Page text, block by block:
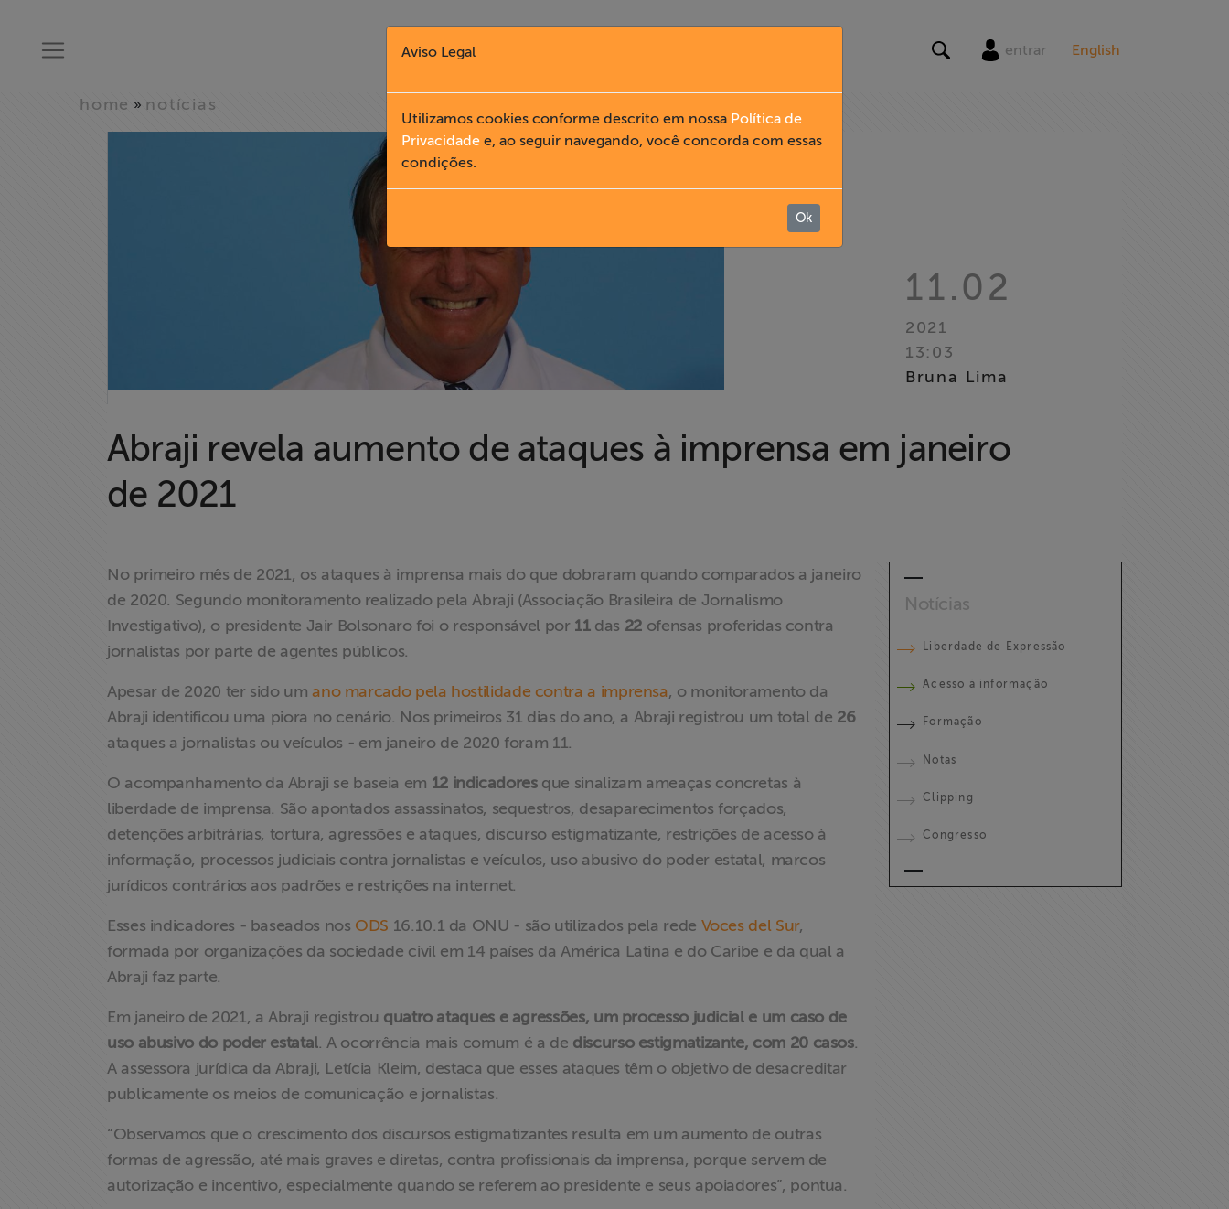
entrar English
home » notícias
11.02
2021
13:03
Bruna Lima
Abraji revela aumento de ataques à imprensa em janeiro
de 2021
No primeiro mês de 2021, os ataques à imprensa mais do que dobraram quando comparados a janeiro
de 2020. Segundo monitoramento realizado pela Abraji (Associação Brasileira de Jornalismo
Investigativo), o presidente Jair Bolsonaro foi o responsável por 11das 22 ofensas proferidas contra
jornalistas por parte de agentes públicos.
Apesar de 2020 ter sido umano marcado pela hostilidade contra a imprensa, o monitoramento da
Abraji identificou uma piora no cenário. Nos primeiros 31 dias do ano, a Abraji registrou um total de 26
ataques a jornalistas ou veículos - em janeiro de 2020 foram 11.
O acompanhamento da Abraji se baseia em 12 indicadoresque sinalizam ameaças concretas à
liberdade de imprensa. São apontados assassinatos, sequestros, desaparecimentos forçados,
detenções arbitrárias, tortura, agressões e ataques, discurso estigmatizante, restrições de acesso à
informação, processos judiciais contra jornalistas e veículos, uso abusivo do poder estatal, marcos
jurídicos contrários aos padrões e restrições na internet.
Esses indicadores - baseados nos ODS 16.10.1 da ONU - são utilizados pela rede Voces del Sur,
formada por organizações da sociedade civil em 14 países da América Latina e do Caribe e da qual a
Abraji faz parte.
Em janeiro de 2021, a Abraji registrou quatro ataques e agressões, um processo judicial e um caso de
uso abusivo do poder estatal. A ocorrência mais comum é a de discurso estigmatizante, com 20 casos.
A assessora jurídica da Abraji, Letícia Kleim, destaca que esses ataques têm o objetivo de desacreditar
publicamente os meios de comunicação e jornalistas.
“Observamos que o crescimento dos discursos estigmatizantes resulta em um aumento de outras
formas de agressão, até mais graves e diretas, contra profissionais da imprensa, porque servem de
autorização e incentivo, especialmente quando se referem ao presidente e seus apoiadores”, pontua.
Notícias
Liberdade de Expressão
Acesso à informação
Formação
Notas
Clipping
Congresso
Aviso Legal
Utilizamos cookies conforme descrito em nossa Política de
Privacidade e, ao seguir navegando, você concorda com essas
condições.
Ok